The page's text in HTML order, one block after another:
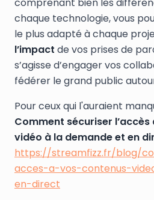
chaque technologie, vous
le plus adapté à chaque
l’impact de vos prises de
s’agisse d’engager vos
fédérer le grand public
Pour ceux qui l'auraient
Comment sécuriser
vidéo à la demande et en
https://streamfizz.fr/blog/
acces-a-vos-contenus-
en-direct